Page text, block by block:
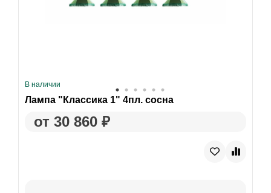
В наличии
Лампа "Классика 1" 4пл. сосна
от 30 860 ₽